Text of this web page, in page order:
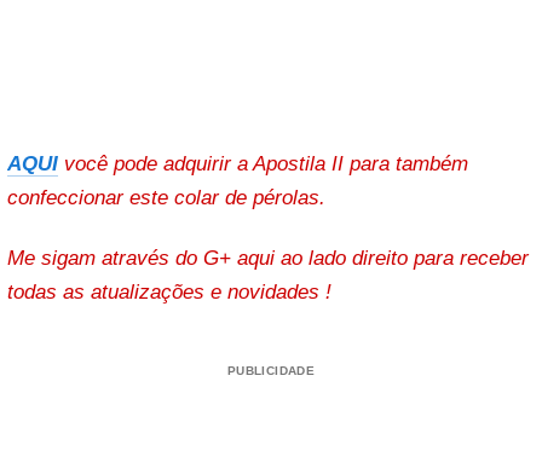
AQUI você pode adquirir a Apostila II para também
confeccionar este colar de pérolas.
Me sigam através do G+ aqui ao lado direito para receber
todas as atualizações e novidades !
PUBLICIDADE